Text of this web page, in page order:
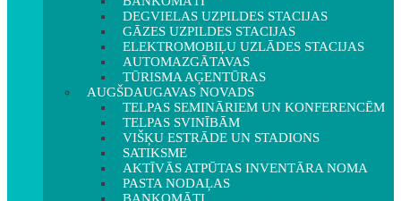
DEGVIELAS UZPILDES STACIJAS
GĀZES UZPILDES STACIJAS
ELEKTROMOBIĻU UZLĀDES STACIJAS
AUTOMAZGĀTAVAS
TŪRISMA AĢENTŪRAS
AUGŠDAUGAVAS NOVADS
TELPAS SEMINĀRIEM UN KONFERENCĒM
TELPAS SVINĪBĀM
VIŠĶU ESTRĀDE UN STADIONS
SATIKSME
AKTĪVĀS ATPŪTAS INVENTĀRA NOMA
PASTA NODAĻAS